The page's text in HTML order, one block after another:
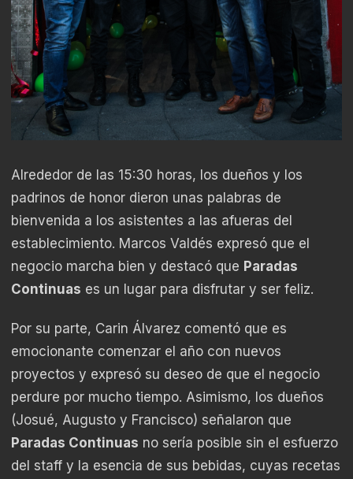
Alrededor de las 15:30 horas, los dueños y los
padrinos de honor dieron unas palabras de
bienvenida a los asistentes a las afueras del
establecimiento. Marcos Valdés expresó que el
negocio marcha bien y destacó que Paradas
Continuas es un lugar para disfrutar y ser feliz.
Por su parte, Carin Álvarez comentó que es
emocionante comenzar el año con nuevos
proyectos y expresó su deseo de que el negocio
perdure por mucho tiempo. Asimismo, los dueños
(Josué, Augusto y Francisco) señalaron que
Paradas Continuas no sería posible sin el esfuerzo
del staff y la esencia de sus bebidas, cuyas recetas